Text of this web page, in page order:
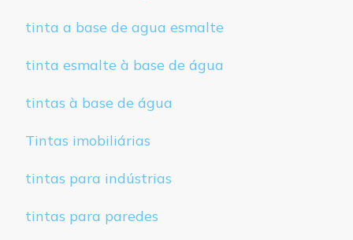
tinta a base de agua esmalte
tinta esmalte à base de água
tintas à base de água
Tintas imobiliárias
tintas para indústrias
tintas para paredes